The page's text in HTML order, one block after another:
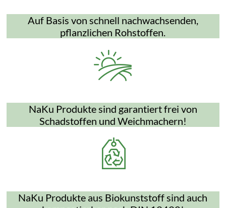
Auf Basis von schnell nachwachsenden,
pflanzlichen Rohstoffen.
NaKu Produkte sind garantiert frei von
Schadstoffen und Weichmachern!
NaKu Produkte aus Biokunststoff sind auch